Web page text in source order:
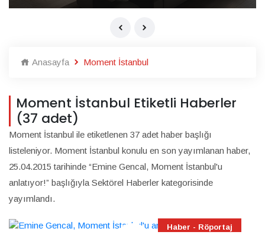
Anasayfa Moment İstanbul
Moment İstanbul Etiketli Haberler
(37 adet)
Moment İstanbul ile etiketlenen 37 adet haber başlığı
listeleniyor. Moment İstanbul konulu en son yayımlanan haber,
25.04.2015 tarihinde “Emine Gencal, Moment İstanbul'u
anlatıyor!” başlığıyla Sektörel Haberler kategorisinde
yayımlandı.
Haber - Röportaj